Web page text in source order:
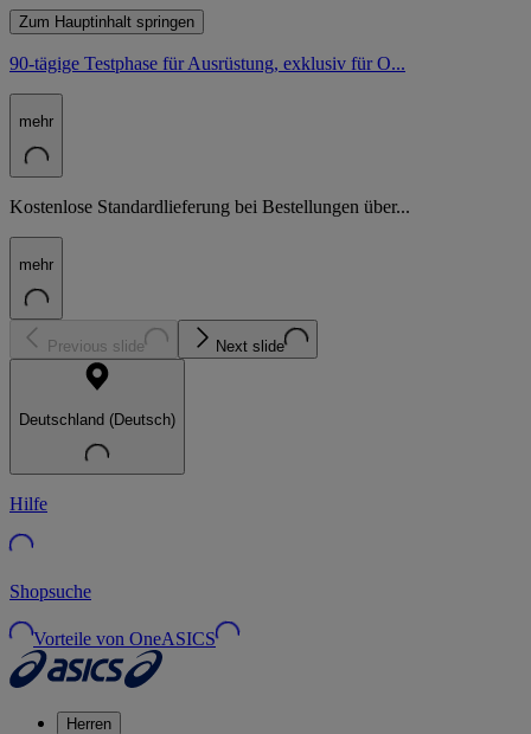
Zum Hauptinhalt springen
90-tägige Testphase für Ausrüstung, exklusiv für O...
mehr
Kostenlose Standardlieferung bei Bestellungen über...
mehr
Previous slide Next slide
Deutschland (Deutsch)
Hilfe
Shopsuche
Vorteile von OneASICS
Herren